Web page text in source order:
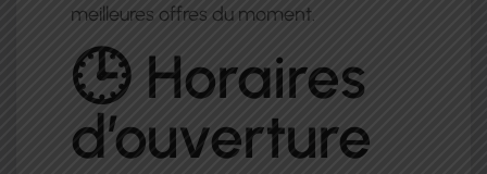
meilleures offres du moment.
🕒 Horaires
d’ouverture